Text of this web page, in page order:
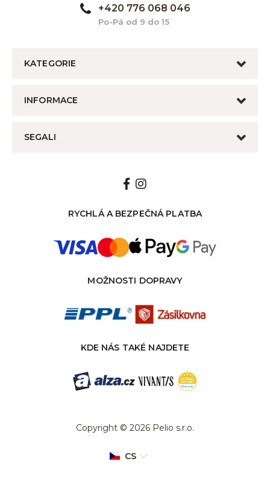
+420 776 068 046
Po-Pá od 9 do 15
KATEGORIE
INFORMACE
SEGALI
RYCHLÁ A BEZPEČNÁ PLATBA
MOŽNOSTI DOPRAVY
KDE NÁS TAKÉ NAJDETE
Copyright © 2026 Pelio s.r.o.
CS